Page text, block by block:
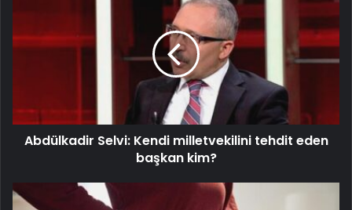
Abdülkadir Selvi: Kendi milletvekilini tehdit eden
başkan kim?